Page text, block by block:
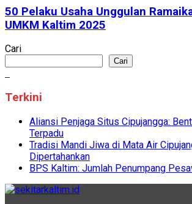
50 Pelaku Usaha Unggulan
UMKM Kaltim 2025
Cari
Cari
Terkini
Aliansi Penjaga Situs Cipujangga:
Terpadu
Tradisi Mandi Jiwa di Mata Air
Dipertahankan
BPS Kaltim: Jumlah Penumpang